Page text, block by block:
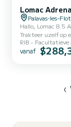
Lomac
Palavas-les-
Hallo, Lomac 8.5 Adrenalina - Yamaha 300 PK - Tot 47 knopen!
Trakteer uzelf op
hoogwaardige,
Ideaal voor een
RIB Facultatieve
vanaf
‹